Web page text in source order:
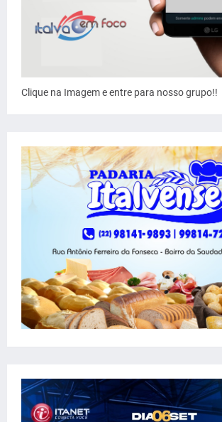
Clique na Imagem e entre para nosso grupo!!